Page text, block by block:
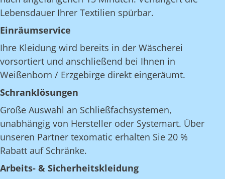
Lebensdauer Ihrer Textilien spürbar.
Einräumservice
Ihre Kleidung wird bereits in der Wäscherei
vorsortiert und anschließend bei Ihnen in
Weißenborn / Erzgebirge direkt eingeräumt.
Schranklösungen
Große Auswahl an Schließfachsystemen,
unabhängig von Hersteller oder Systemart. Über
unseren Partner texomatic erhalten Sie 20 %
Rabatt auf Schränke.
Arbeits- & Sicherheitskleidung